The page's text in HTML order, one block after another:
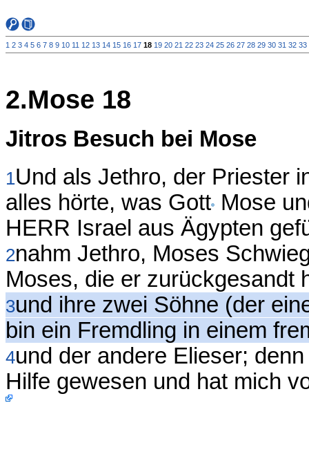
1 2 3 4 5 6 7 8 9 10 11 12 13 14 15 16 17 18 19 20 21 22 23 24 25 26 27 28 29 30 31 32 33
2.Mose 18
Jitros Besuch bei Mose
1Und als Jethro, der Priester
alles hörte, was Gott Mose
HERR Israel aus Ägypten
2nahm Jethro, Moses
Moses, die er zurückgesandt
3und ihre zwei Söhne (der
bin ein Fremdling in einem
4und der andere Elieser;
Hilfe gewesen und hat mich